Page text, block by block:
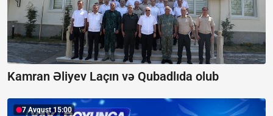
Kamran Əliyev Laçın və Qubadlıda olub
7 Avqust 15:00